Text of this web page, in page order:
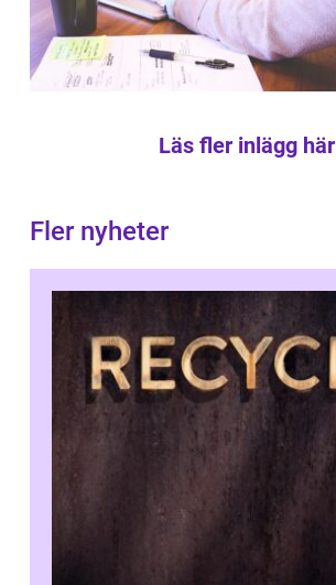
Läs fler inlägg här
Fler nyheter